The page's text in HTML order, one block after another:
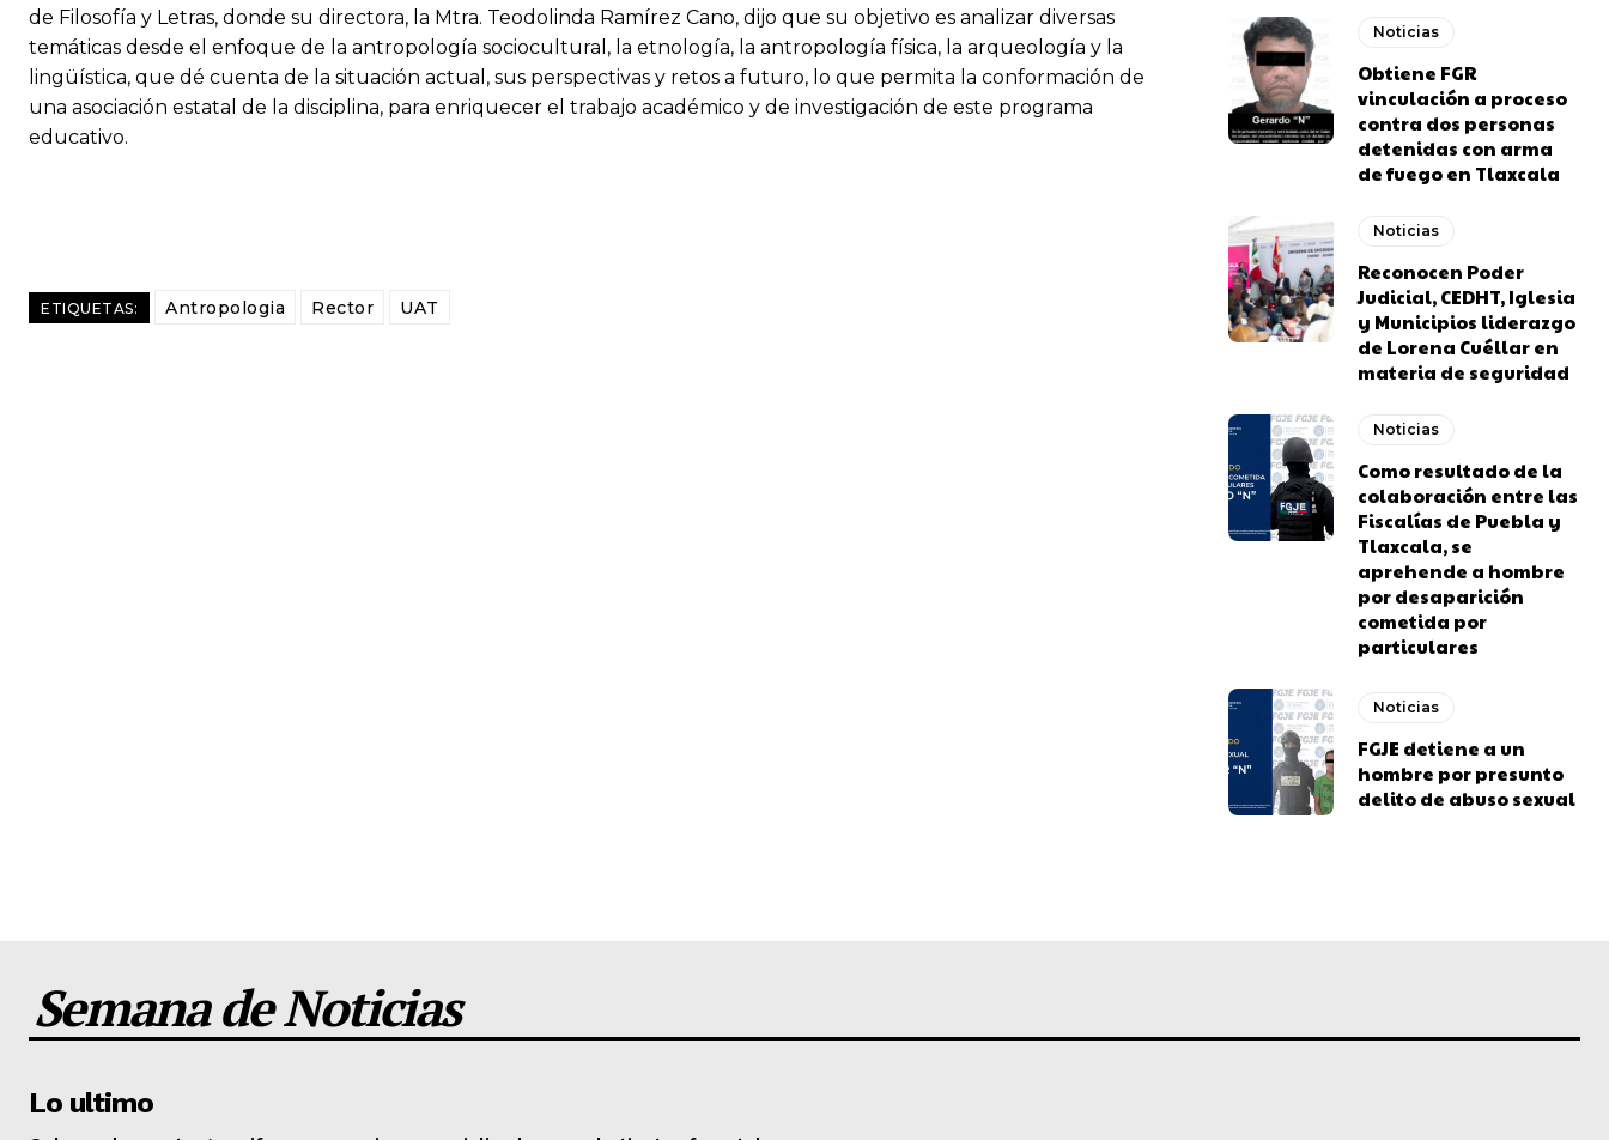
de Filosofía y Letras, donde su directora, la Mtra. Teodolinda Ramírez Cano, dijo que su objetivo es analizar diversas
temáticas desde el enfoque de la antropología sociocultural, la etnología, la antropología física, la arqueología y la
lingüística, que dé cuenta de la situación actual, sus perspectivas y retos a futuro, lo que permita la conformación de
una asociación estatal de la disciplina, para enriquecer el trabajo académico y de investigación de este programa
educativo.
ETIQUETAS: Antropologia Rector UAT
Noticias
Obtiene FGR
vinculación a proceso
contra dos personas
detenidas con arma
de fuego en Tlaxcala
Noticias
Reconocen Poder
Judicial, CEDHT, Iglesia
y Municipios liderazgo
de Lorena Cuéllar en
materia de seguridad
Noticias
Como resultado de la
colaboración entre las
Fiscalías de Puebla y
Tlaxcala, se
aprehende a hombre
por desaparición
cometida por
particulares
Noticias
FGJE detiene a un
hombre por presunto
delito de abuso sexual
Semana de Noticias
Lo ultimo